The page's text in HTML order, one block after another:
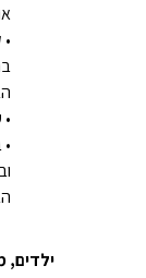
•
ילדים,